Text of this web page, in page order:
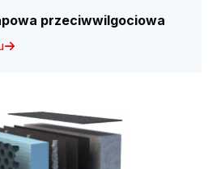
przeciwwilgociowa